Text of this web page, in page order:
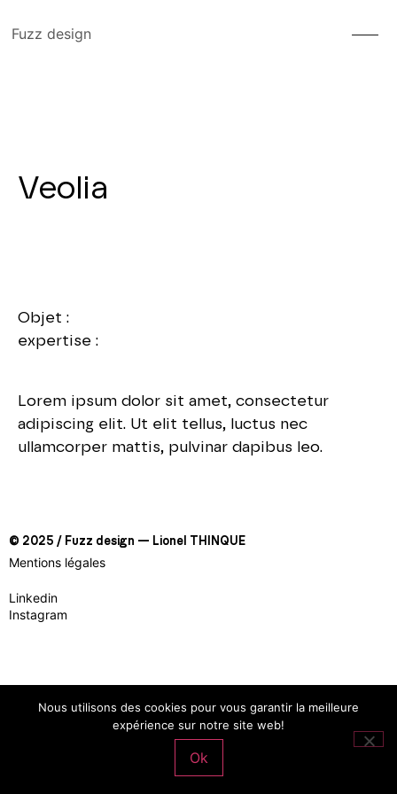
Fuzz design
Veolia
Objet :
expertise :
Lorem ipsum dolor sit amet, consectetur
adipiscing elit. Ut elit tellus, luctus nec
ullamcorper mattis, pulvinar dapibus leo.
© 2025 / Fuzz design — Lionel THINQUE
Mentions légales
Linkedin
Instagram
Nous utilisons des cookies pour vous garantir la meilleure
expérience sur notre site web!
Ok